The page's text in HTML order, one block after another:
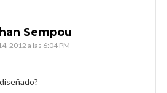
Sempou
2012 a las 6:04 PM